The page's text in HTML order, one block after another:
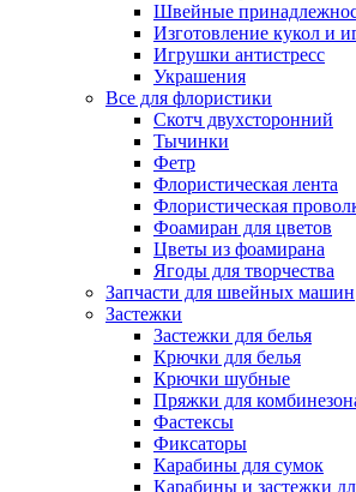
Швейные
Изготовление кукол и
Игрушки антистресс
Украшения
Все для флористики
Скотч двухсторонний
Тычинки
Фетр
Флористическая лента
Флористическая
Фоамиран для цветов
Цветы из фоамирана
Ягоды для творчества
Запчасти для швейных машин
Застежки
Застежки для белья
Крючки для белья
Крючки шубные
Пряжки для
Фастексы
Фиксаторы
Карабины для сумок
Карабины и застежки